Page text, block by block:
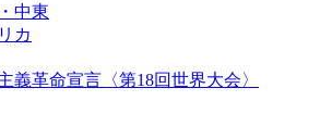
中東
カ
義革命宣言〈第18回世界大会〉